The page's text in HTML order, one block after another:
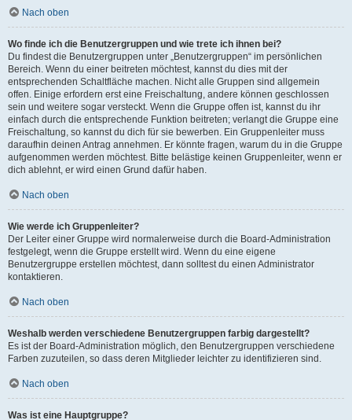
Nach oben
Wo finde ich die Benutzergruppen und wie trete ich ihnen bei?
Du findest die Benutzergruppen unter „Benutzergruppen“ im persönlichen
Bereich. Wenn du einer beitreten möchtest, kannst du dies mit der
entsprechenden Schaltfläche machen. Nicht alle Gruppen sind allgemein
offen. Einige erfordern erst eine Freischaltung, andere können geschlossen
sein und weitere sogar versteckt. Wenn die Gruppe offen ist, kannst du ihr
einfach durch die entsprechende Funktion beitreten; verlangt die Gruppe eine
Freischaltung, so kannst du dich für sie bewerben. Ein Gruppenleiter muss
daraufhin deinen Antrag annehmen. Er könnte fragen, warum du in die Gruppe
aufgenommen werden möchtest. Bitte belästige keinen Gruppenleiter, wenn er
dich ablehnt, er wird einen Grund dafür haben.
Nach oben
Wie werde ich Gruppenleiter?
Der Leiter einer Gruppe wird normalerweise durch die Board-Administration
festgelegt, wenn die Gruppe erstellt wird. Wenn du eine eigene
Benutzergruppe erstellen möchtest, dann solltest du einen Administrator
kontaktieren.
Nach oben
Weshalb werden verschiedene Benutzergruppen farbig dargestellt?
Es ist der Board-Administration möglich, den Benutzergruppen verschiedene
Farben zuzuteilen, so dass deren Mitglieder leichter zu identifizieren sind.
Nach oben
Was ist eine Hauptgruppe?